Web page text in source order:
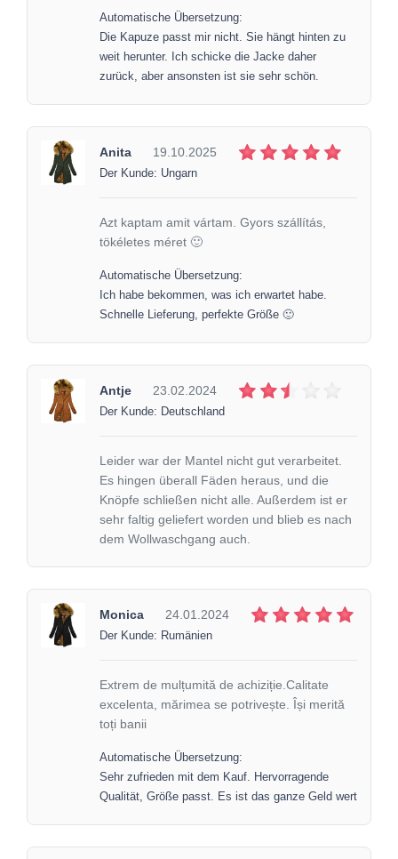
Automatische Übersetzung:
Die Kapuze passt mir nicht. Sie hängt hinten zu
weit herunter. Ich schicke die Jacke daher
zurück, aber ansonsten ist sie sehr schön.
Anita 19.10.2025
Der Kunde: Ungarn
Azt kaptam amit vártam. Gyors szállítás,
tökéletes méret 🙂
Automatische Übersetzung:
Ich habe bekommen, was ich erwartet habe.
Schnelle Lieferung, perfekte Größe 🙂
Antje 23.02.2024
Der Kunde: Deutschland
Leider war der Mantel nicht gut verarbeitet.
Es hingen überall Fäden heraus, und die
Knöpfe schließen nicht alle. Außerdem ist er
sehr faltig geliefert worden und blieb es nach
dem Wollwaschgang auch.
Monica 24.01.2024
Der Kunde: Rumänien
Extrem de mulțumită de achiziție.Calitate
excelenta, mărimea se potrivește. Își merită
toți banii
Automatische Übersetzung:
Sehr zufrieden mit dem Kauf. Hervorragende
Qualität, Größe passt. Es ist das ganze Geld wert